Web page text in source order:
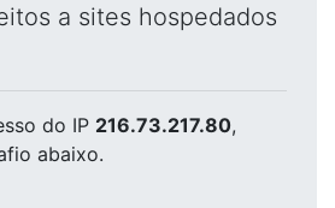
a sites hospedados
do IP 216.73.217.80,
abaixo.